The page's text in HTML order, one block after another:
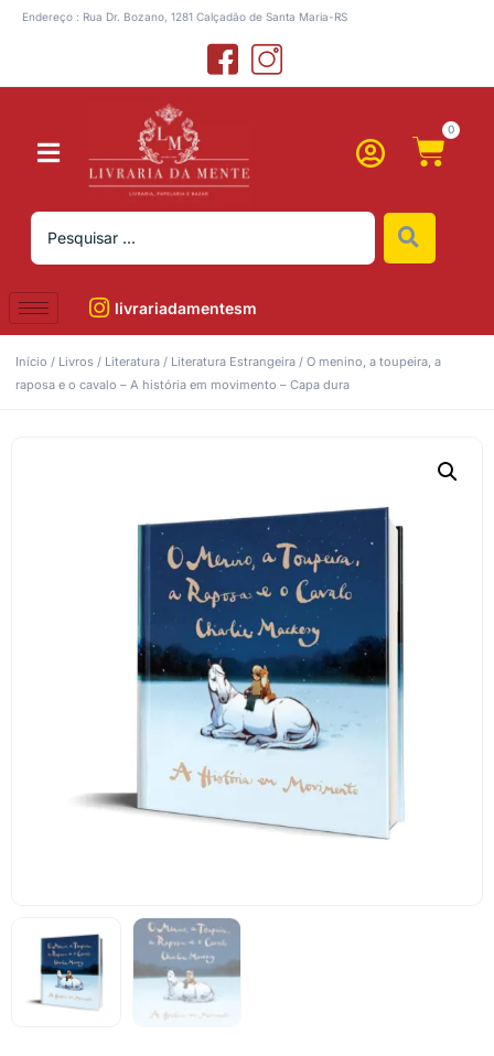
Endereço : Rua Dr. Bozano, 1281 Calçadão de Santa Maria-RS
0
livrariadamentesm
Início / Livros / Literatura / Literatura Estrangeira / O menino, a toupeira, a
raposa e o cavalo – A história em movimento – Capa dura